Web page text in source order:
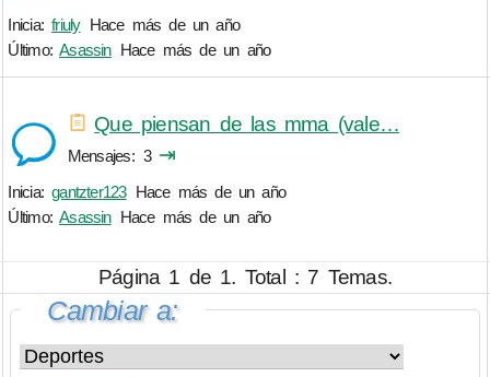
Inicia:friuly Hace más de un año
Último:Asassin Hace más de un año
Que piensan de las mma (vale…
Mensajes 3 ⇥
Inicia:gantzter123 Hace más de un año
Último:Asassin Hace más de un año
Página 1 de 1. Total : 7 Temas.
Cambiar a: